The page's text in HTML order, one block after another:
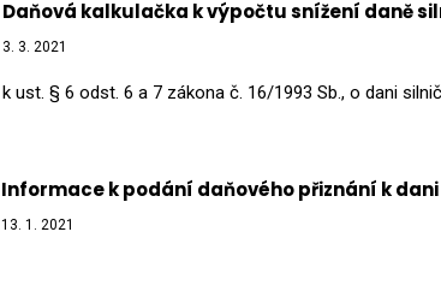
Daňová kalkulačka k výpočtu snížení daně
3. 3. 2021
k ust. § 6 odst. 6 a 7 zákona č. 16/1993 Sb., o dani
Informace k podání daňového přiznání k dani
13. 1. 2021